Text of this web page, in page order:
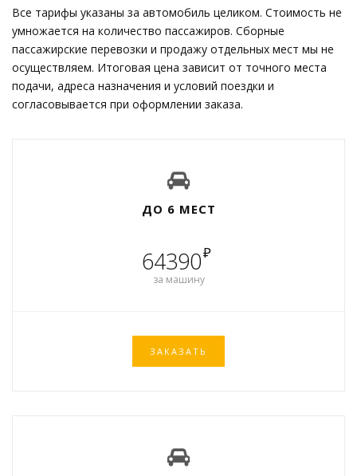
Все тарифы указаны за автомобиль целиком. Стоимость не
умножается на количество пассажиров. Сборные
пассажирские перевозки и продажу отдельных мест мы не
осуществляем. Итоговая цена зависит от точного места
подачи, адреса назначения и условий поездки и
согласовывается при оформлении заказа.
ДО 6 МЕСТ
64390₽
за машину
ЗАКАЗАТЬ